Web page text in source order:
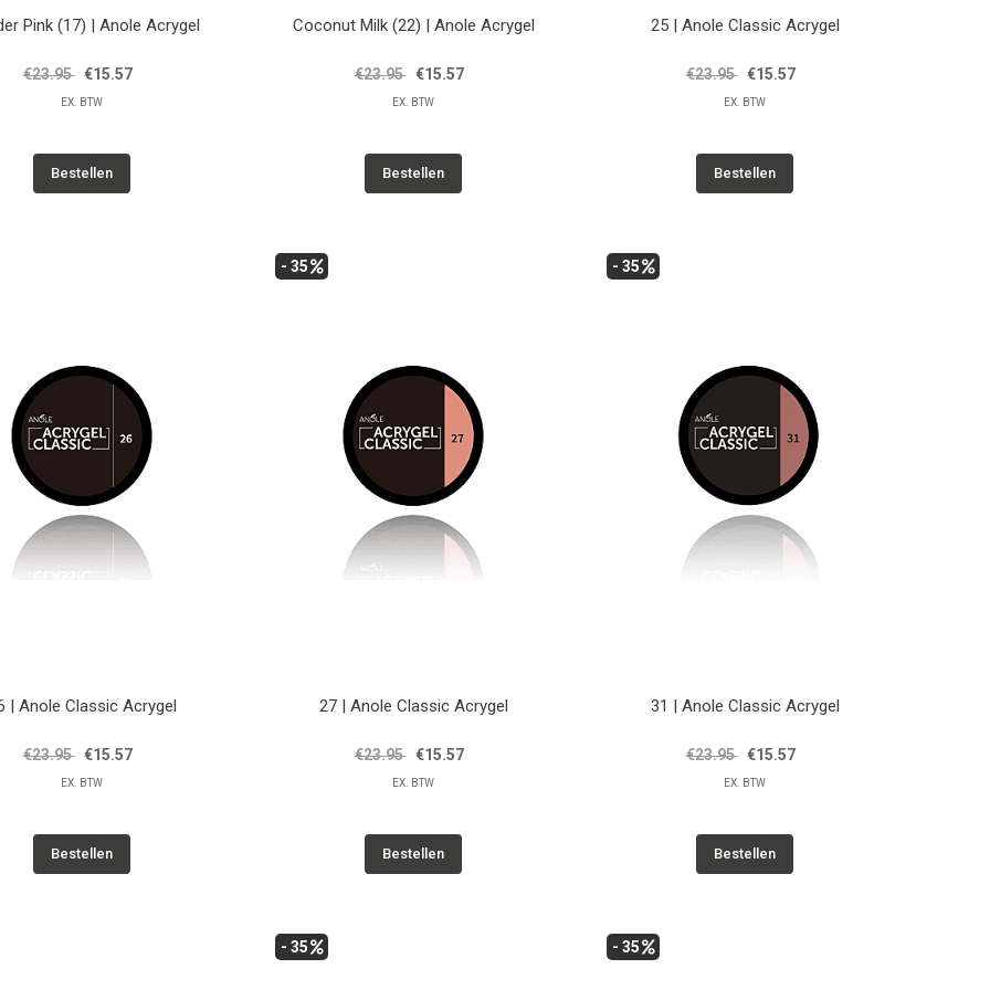
Pink (17) | Anole Acrygel
€23.95 €15.57
EX. BTW
Bestellen
Coconut Milk (22) | Anole Acrygel
€23.95 €15.57
EX. BTW
Bestellen
25 | Anole Classic Acrygel
€23.95 €15.57
EX. BTW
Bestellen
| Anole Classic Acrygel
€23.95 €15.57
EX. BTW
Bestellen
- 35
27 | Anole Classic Acrygel
€23.95 €15.57
EX. BTW
Bestellen
- 35
31 | Anole Classic Acrygel
€23.95 €15.57
EX. BTW
Bestellen
- 35 - 35